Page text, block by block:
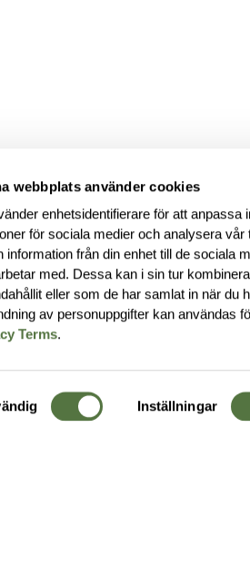
webbplats använder cookies
enhetsidentifierare för att anpassa
för sociala medier och analysera
information från din enhet till de sociala
med. Dessa kan i sin tur
eller som de har samlat in när du
av personuppgifter kan användas
Terms.
Inställningar